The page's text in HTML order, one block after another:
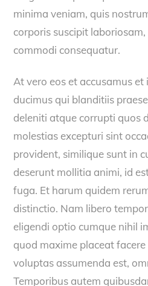
minima veniam, quis
corporis suscipit
commodi consequatur.
At vero eos et accusamus
ducimus qui blanditiis
deleniti atque corrupti quos
molestias excepturi sint
provident, similique sunt in
deserunt mollitia animi, id
fuga. Et harum quidem
distinctio. Nam libero
eligendi optio cumque nihil
quod maxime placeat
voluptas assumenda est,
Temporibus autem